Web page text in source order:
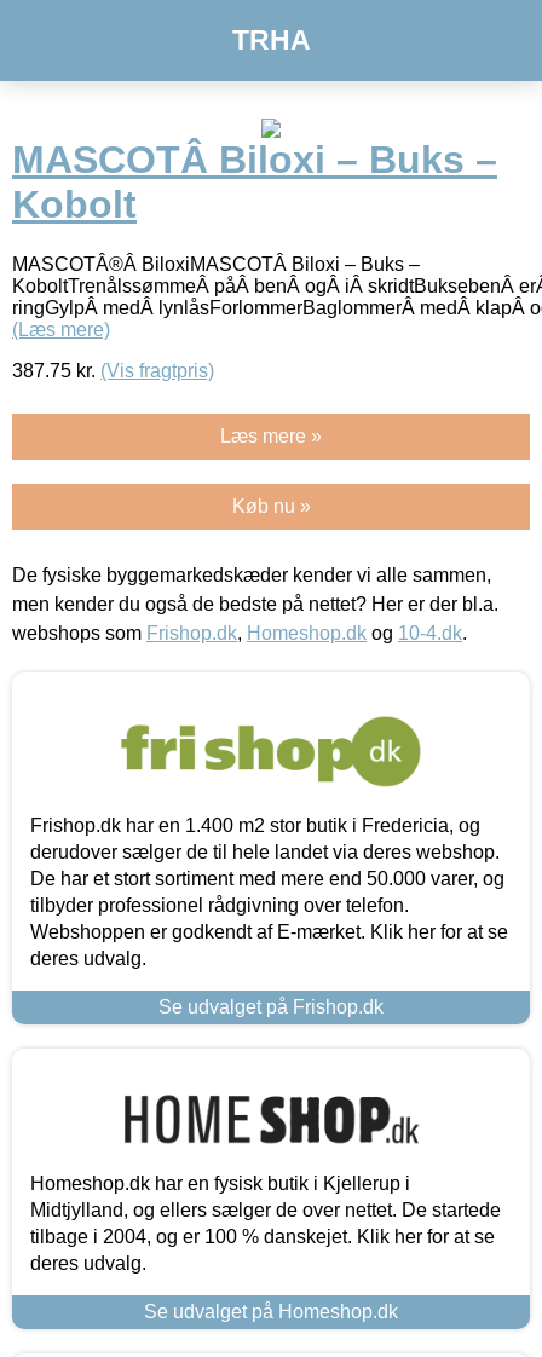
TRHA
MASCOTÂ Biloxi – Buks –
Kobolt
MASCOTÂ®Â BiloxiMASCOTÂ Biloxi – Buks –
KoboltTrenålssømmeÂ påÂ benÂ ogÂ iÂ skridtBuksebenÂ
ringGylpÂ medÂ lynlåsForlommerBaglommerÂ medÂ klapÂ
(Læs mere)
387.75 kr. (Vis fragtpris)
Læs mere »
Køb nu »
De fysiske byggemarkedskæder kender vi alle sammen,
men kender du også de bedste på nettet? Her er der bl.a.
webshops som Frishop.dk, Homeshop.dk og 10-4.dk.
Frishop.dk har en 1.400 m2 stor butik i Fredericia, og
derudover sælger de til hele landet via deres webshop.
De har et stort sortiment med mere end 50.000 varer, og
tilbyder professionel rådgivning over telefon.
Webshoppen er godkendt af E-mærket. Klik her for at se
deres udvalg.
Se udvalget på Frishop.dk
Homeshop.dk har en fysisk butik i Kjellerup i
Midtjylland, og ellers sælger de over nettet. De startede
tilbage i 2004, og er 100 % danskejet. Klik her for at se
deres udvalg.
Se udvalget på Homeshop.dk